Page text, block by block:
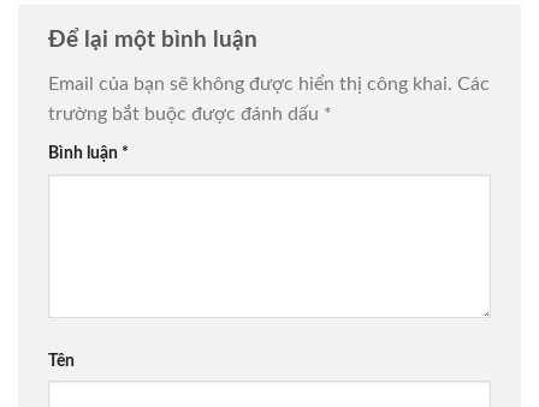
Để lại một bình luận
Email của bạn sẽ không được hiển thị công khai. Các
trường bắt buộc được đánh dấu *
Bình luận *
Tên